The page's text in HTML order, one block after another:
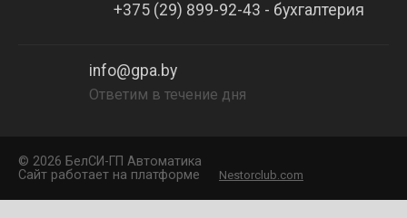
+375 (29) 899-92-43 - бухгалтерия
info@gpa.by
Ответим в течение дня
© 2026 БелCИ-ГП Автоматика
Сайт работает на платформе
Nestorclub.com